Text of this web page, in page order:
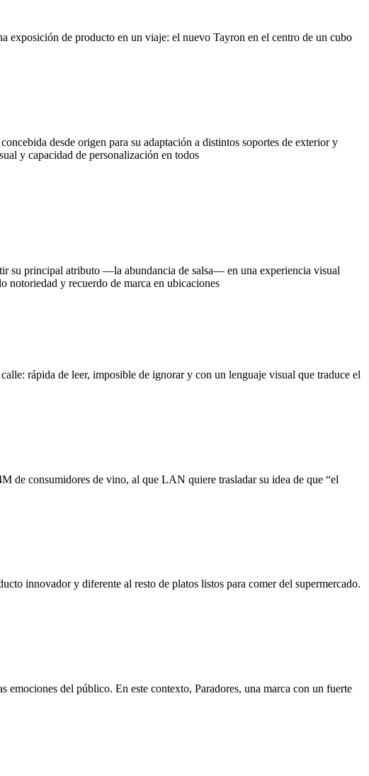
exposición de producto en un viaje: el nuevo Tayron en el centro de un cubo
desde origen para su adaptación a distintos soportes de exterior y
y capacidad de personalización en todos
su principal atributo —la abundancia de salsa— en una experiencia visual
notoriedad y recuerdo de marca en ubicaciones
rápida de leer, imposible de ignorar y con un lenguaje visual que traduce el
de consumidores de vino, al que LAN quiere trasladar su idea de que “el
innovador y diferente al resto de platos listos para comer del supermercado.
del público. En este contexto, Paradores, una marca con un fuerte